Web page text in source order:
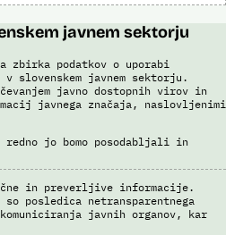
javnem sektorju
zbirka podatkov o uporabi
slovenskem javnem sektorju.
javno dostopnih virov in
javnega značaja, naslovljenimi
redno jo bomo posodabljali in
in preverljive informacije.
posledica netransparentnega
javnih organov, kar